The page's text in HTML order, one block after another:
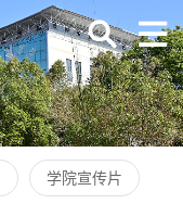
学院宣传片